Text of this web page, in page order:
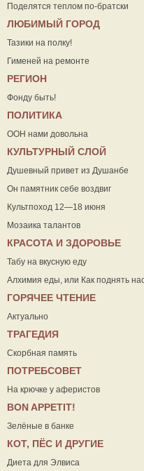
Поделятся теплом по-братски
ЛЮБИМЫЙ ГОРОД
Тазики на полку!
Гименей на ремонте
РЕГИОН
Фонду быть!
ПОЛИТИКА
ООН нами довольна
КУЛЬТУРНЫЙ СЛОЙ
Душевный привет из Душанбе
Он памятник себе воздвиг
Культпоход 12—18 июня
Мозаика талантов
КРАСОТА И ЗДОРОВЬЕ
Табу на вкусную еду
Алхимия еды, или Как поднять
ГОРЯЧЕЕ ЧТЕНИЕ
Актуально
ТРАГЕДИЯ
Скорбная память
ПОТРЕБСОВЕТ
На крючке у аферистов
ВON APPETIT!
Зелёные в банке
КОТ, ПЁС И ДРУГИЕ
Диета для Элвиса